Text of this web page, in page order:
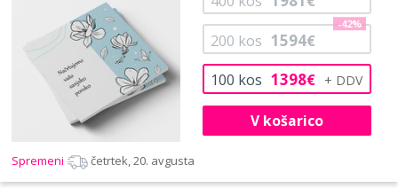
100 kos 1398€
200 kos 1594€
-42%
V košarico
Spremeni četrtek, 20. avgusta